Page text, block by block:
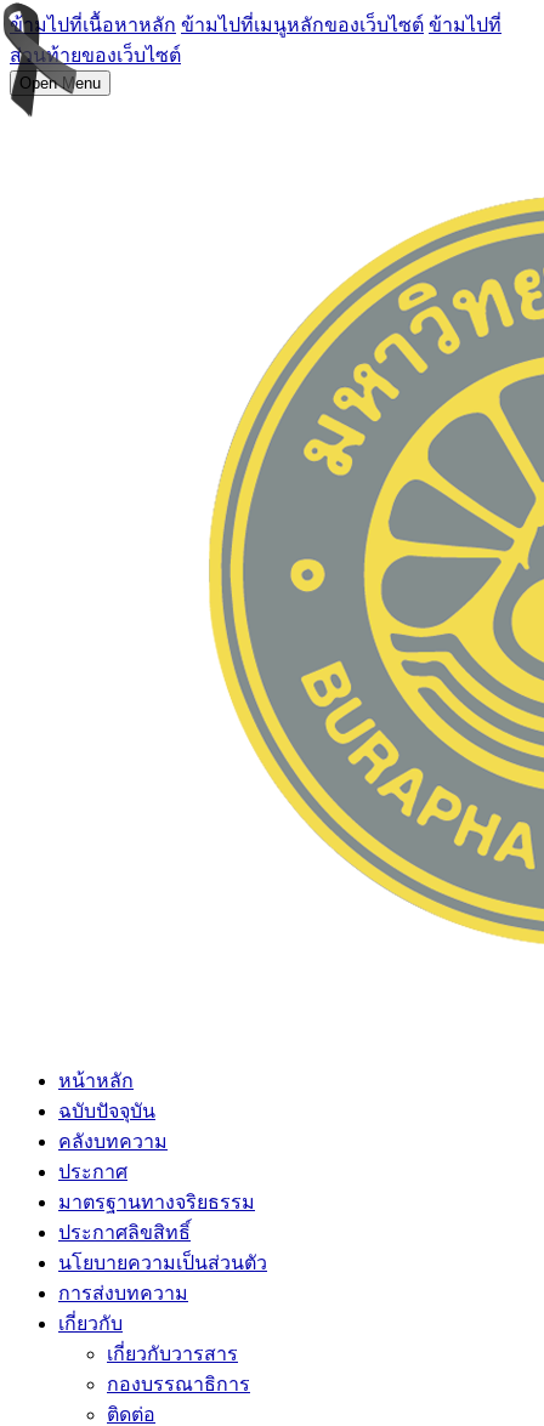
ข้ามไปที่เนื้อหาหลัก ข้ามไปที่เมนูหลักของเว็บไซต์ ข้ามไปที่
ส่วนท้ายของเว็บไซต์
Open Menu
หน้าหลัก
ฉบับปัจจุบัน
คลังบทความ
ประกาศ
มาตรฐานทางจริยธรรม
ประกาศลิขสิทธิ์
นโยบายความเป็นส่วนตัว
การส่งบทความ
เกี่ยวกับ
เกี่ยวกับวารสาร
กองบรรณาธิการ
ติดต่อ